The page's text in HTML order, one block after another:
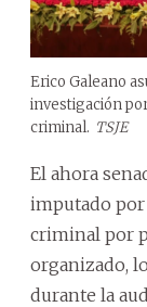
Erico Galeano
investigación
criminal. TSJE
El ahora
imputado por
criminal por
organizado,
durante la